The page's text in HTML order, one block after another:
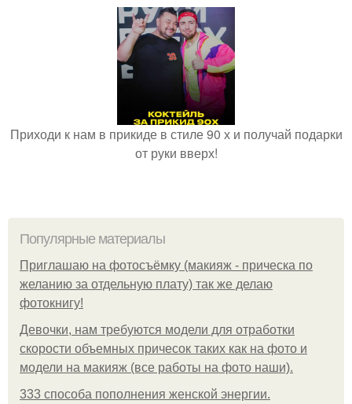
Приходи к нам в прикиде в стиле 90 х и получай подарки
от руки вверх!
Популярные материалы
Приглашаю на фотосъёмку (макияж - прическа по
желанию за отдельную плату) так же делаю
фотокнигу!
Девочки, нам требуются модели для отработки
скорости объемных причесок таких как на фото и
модели на макияж (все работы на фото наши).
333 способа пополнения женской энергии.